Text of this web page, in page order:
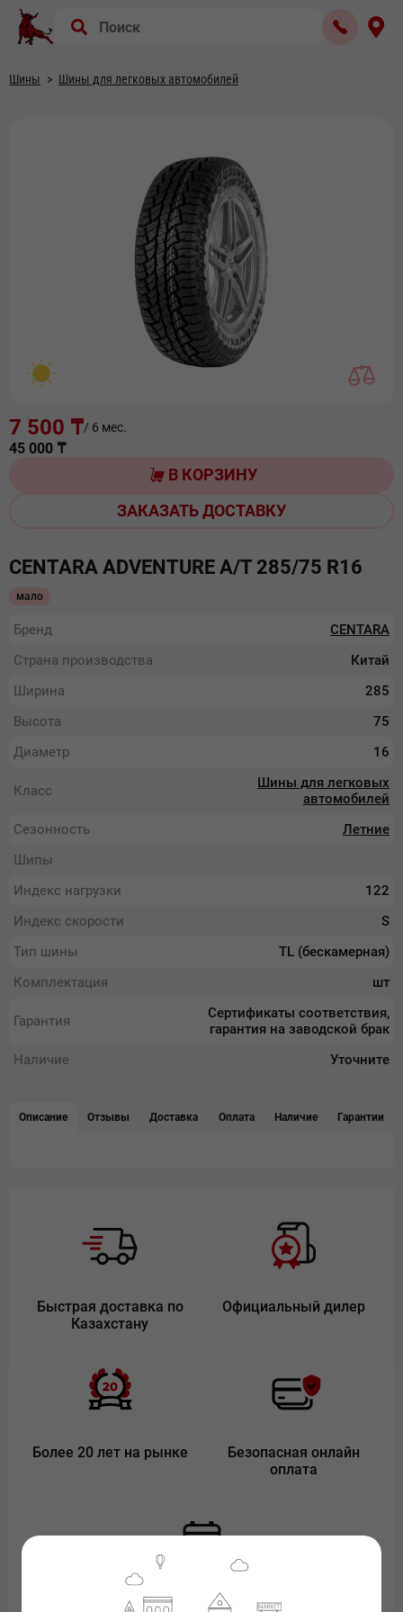
Шины Шины для легковых автомобилей
7 500 ₸/ 6 мес.
45 000 ₸
В КОРЗИНУ
ЗАКАЗАТЬ ДОСТАВКУ
CENTARA ADVENTURE A/T 285/75 R16
мало
Бренд
CENTARA
Страна производства
Китай
Ширина
285
Высота
75
Диаметр
16
Класс
Шины для легковых
автомобилей
Сезонность
Летние
Шипы
Индекс нагрузки
122
Индекс скорости
S
Тип шины
TL (бескамерная)
Комплектация
шт
Гарантия
Сертификаты соответствия,
гарантия на заводской брак
Наличие
Уточните
Описание Отзывы Доставка Оплата Наличие Гарантии
Быстрая доставка по
Казахстану
Официальный дилер
Более 20 лет на рынке
Безопасная онлайн
оплата
Покупка в рассрочку или